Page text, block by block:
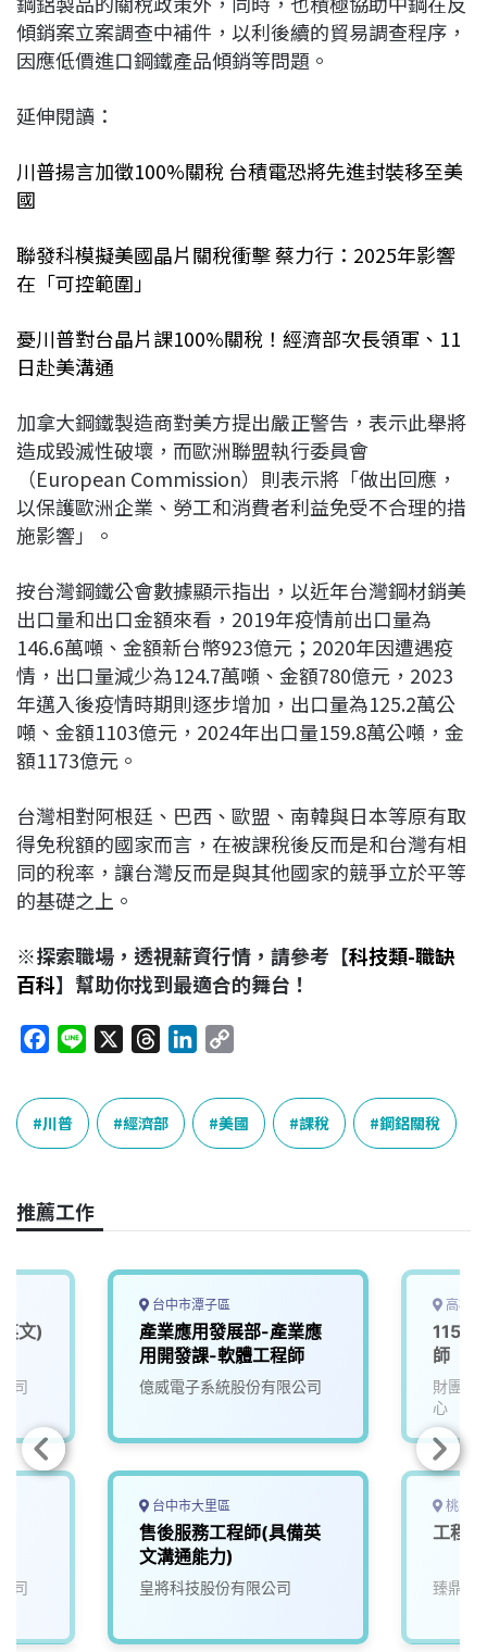
傾銷案立案調查中補件，以利後續的貿易調查程序，
因應低價進口鋼鐵產品傾銷等問題。
延伸閱讀：
川普揚言加徵100%關稅 台積電恐將先進封裝移至美
國
聯發科模擬美國晶片關稅衝擊 蔡力行：2025年影響
在「可控範圍」
憂川普對台晶片課100%關稅！經濟部次長領軍、11
日赴美溝通
加拿大鋼鐵製造商對美方提出嚴正警告，表示此舉將
造成毀滅性破壞，而歐洲聯盟執行委員會
（European Commission）則表示將「做出回應，
以保護歐洲企業、勞工和消費者利益免受不合理的措
施影響」。
按台灣鋼鐵公會數據顯示指出，以近年台灣鋼材銷美
出口量和出口金額來看，2019年疫情前出口量為
146.6萬噸、金額新台幣923億元；2020年因遭遇疫
情，出口量減少為124.7萬噸、金額780億元，2023
年邁入後疫情時期則逐步增加，出口量為125.2萬公
噸、金額1103億元，2024年出口量159.8萬公噸，金
額1173億元。
台灣相對阿根廷、巴西、歐盟、南韓與日本等原有取
得免稅額的國家而言，在被課稅後反而是和台灣有相
同的稅率，讓台灣反而是與其他國家的競爭立於平等
的基礎之上。
※探索職場，透視薪資行情，請參考【科技類-職缺
百科】幫助你找到最適合的舞台！
c
e
b
o
k
e
r
e
a
n
e
n
p
y
L
k
川普 經濟部 美國 課稅 鋼鋁關稅
推薦工作
文)
司
司
台中市潭子區
產業應用發展部-產業應
用開發課-軟體工程師
億威電子系統股份有限公司
台中市大里區
售後服務工程師(具備英
文溝通能力)
皇將科技股份有限公司
高雄
師
財團法
心
桃園
工程-
臻鼎科